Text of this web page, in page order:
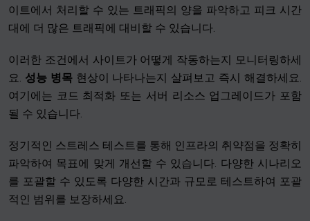
이트에서 처리할 수 있는 트래픽의 양을 파악하고 피크 시간
대에 더 많은 트래픽에 대비할 수 있습니다.
이러한 조건에서 사이트가 어떻게 작동하는지 모니터링하세
요. 성능 병목현상이 나타나는지 살펴보고 즉시 해결하세요.
여기에는 코드 최적화 또는 서버 리소스 업그레이드가 포함
될 수 있습니다.
정기적인 스트레스 테스트를 통해 인프라의 취약점을 정확히
파악하여 목표에 맞게 개선할 수 있습니다. 다양한 시나리오
를 포괄할 수 있도록 다양한 시간과 규모로 테스트하여 포괄
적인 범위를 보장하세요.